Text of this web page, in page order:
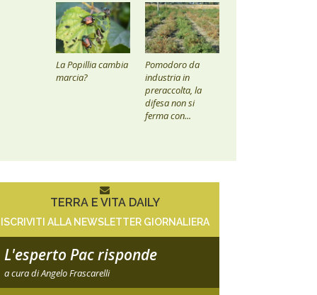
La Popillia cambia
marcia?
Pomodoro da
industria in
preraccolta, la
difesa non si
ferma con...
TERRA E VITA DAILY
ISCRIVITI ALLA NEWSLETTER GIORNALIERA
L'esperto Pac risponde
a cura di Angelo Frascarelli